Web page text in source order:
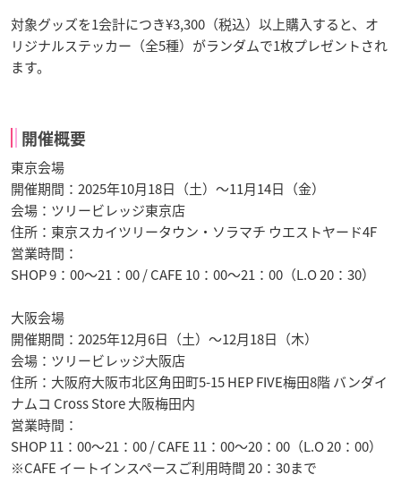
対象グッズを1会計につき¥3,300（税込）以上購入すると、オ
リジナルステッカー（全5種）がランダムで1枚プレゼントされ
ます。
開催概要
東京会場
開催期間：2025年10月18日（土）〜11月14日（金）
会場：ツリービレッジ東京店
住所：東京スカイツリータウン・ソラマチ ウエストヤード4F
営業時間：
SHOP 9：00〜21：00 / CAFE 10：00〜21：00（L.O 20：30）
大阪会場
開催期間：2025年12月6日（土）〜12月18日（木）
会場：ツリービレッジ大阪店
住所：大阪府大阪市北区角田町5-15 HEP FIVE梅田8階 バンダイ
ナムコ Cross Store 大阪梅田内
営業時間：
SHOP 11：00〜21：00 / CAFE 11：00〜20：00（L.O 20：00）
※CAFE イートインスペースご利用時間 20：30まで